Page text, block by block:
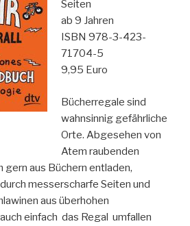
Seiten
ab 9 Jahren
ISBN 978-3-423-
71704-5
9,95 Euro
Bücherregale sind
wahnsinnig gefährliche
Orte. Abgesehen von
Atem raubenden
gern aus Büchern entladen,
messerscharfe Seiten und
aus überhohen
einfach das Regal umfallen